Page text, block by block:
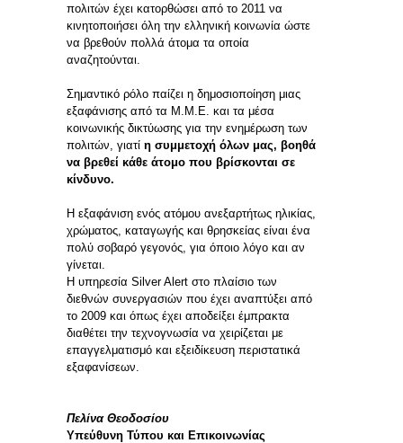
πολιτών έχει κατορθώσει από το 2011 να
κινητοποιήσει όλη την ελληνική κοινωνία ώστε
να βρεθούν πολλά άτομα τα οποία
αναζητούνται.
Σημαντικό ρόλο παίζει η δημοσιοποίηση μιας
εξαφάνισης από τα Μ.Μ.Ε. και τα μέσα
κοινωνικής δικτύωσης για την ενημέρωση των
πολιτών, γιατί η συμμετοχή όλων μας, βοηθά
να βρεθεί κάθε άτομο που βρίσκονται σε
κίνδυνο.
Η εξαφάνιση ενός ατόμου ανεξαρτήτως ηλικίας,
χρώματος, καταγωγής και θρησκείας είναι ένα
πολύ σοβαρό γεγονός, για όποιο λόγο και αν
γίνεται.
Η υπηρεσία Silver Alert στο πλαίσιο των
διεθνών συνεργασιών που έχει αναπτύξει από
το 2009 και όπως έχει αποδείξει έμπρακτα
διαθέτει την τεχνογνωσία να χειρίζεται με
επαγγελματισμό και εξειδίκευση περιστατικά
εξαφανίσεων.
Πελίνα Θεοδοσίου
Υπεύθυνη Τύπου και Επικοινωνίας